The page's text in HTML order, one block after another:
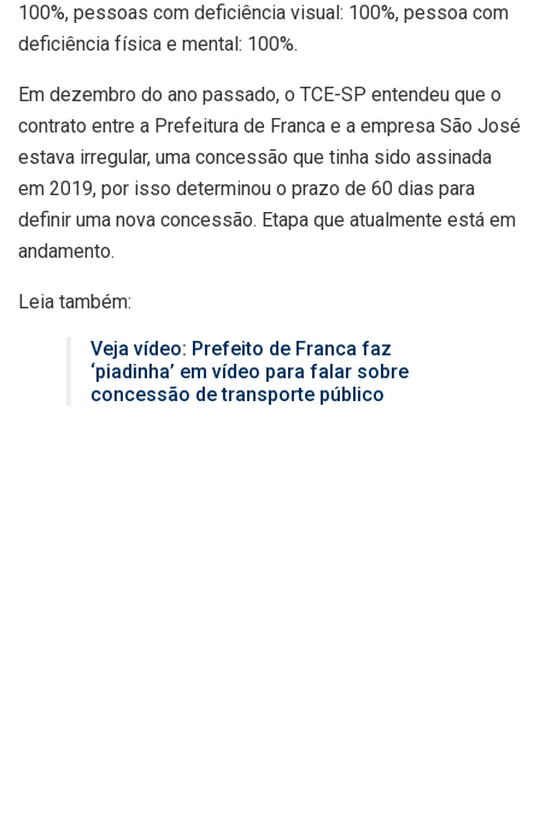
100%, pessoas com deficiência visual: 100%, pessoa com
deficiência física e mental: 100%.
Em dezembro do ano passado, o TCE-SP entendeu que o
contrato entre a Prefeitura de Franca e a empresa São José
estava irregular, uma concessão que tinha sido assinada
em 2019, por isso determinou o prazo de 60 dias para
definir uma nova concessão. Etapa que atualmente está em
andamento.
Leia também:
Veja vídeo: Prefeito de Franca faz
‘piadinha’ em vídeo para falar sobre
concessão de transporte público